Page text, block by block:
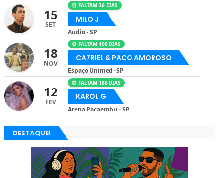
15
SET
⏰ FALTAM 36 DIAS
MILO J
Audio - SP
18
NOV
⏰ FALTAM 100 DIAS
CA7RIEL & PACO AMOROSO
Espaço Unimed -SP
12
FEV
⏰ FALTAM 186 DIAS
KAROL G
Arena Pacaembu - SP
DESTAQUE!